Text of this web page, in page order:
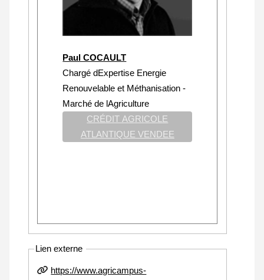
Paul COCAULT
Chargé dExpertise Energie
Renouvelable et Méthanisation -
Marché de lAgriculture
CRÉDIT AGRICOLE
ATLANTIQUE VENDEE
Lien externe
https://www.agricampus-